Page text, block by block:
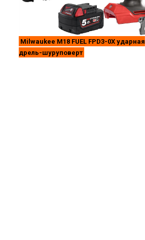
Milwaukee M18 FUEL FPD3-0X ударная
дрель-шуруповерт